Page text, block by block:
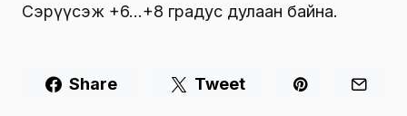
Сэрүүсэж +6…+8 градус дулаан байна.
Share Tweet